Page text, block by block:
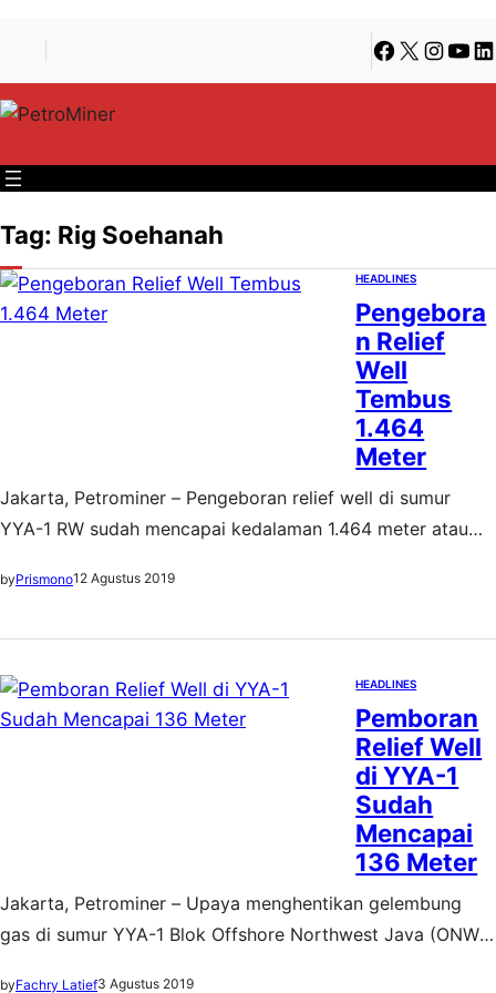
Facebook
X
Tag: Rig Soehanah
HEADLINES
Pengebora
n Relief
Well
Tembus
1.464
Meter
Jakarta, Petrominer – Pengeboran relief well di sumur
YYA-1 RW sudah mencapai kedalaman 1.464 meter atau
gelembung gas yang terjadi di sekitar sumur YYA-1,
mencapai kedalaman 1.464 meter dari target 2.765 meter.
…
byPrismono12 Agustus 2019
HEADLINES
Pemboran
Relief Well
di YYA-1
Sudah
Mencapai
136 Meter
Jakarta, Petrominer – Upaya menghentikan gelembung
gas di sumur YYA-1 Blok Offshore Northwest Java (ONWJ)
byFachry Latief3 Agustus 2019